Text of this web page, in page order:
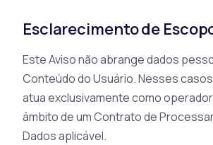
Esclarecimento de
Este Aviso não abrange dados
Conteúdo do Usuário. Nesses
atua exclusivamente como
âmbito de um Contrato de
Dados aplicável.